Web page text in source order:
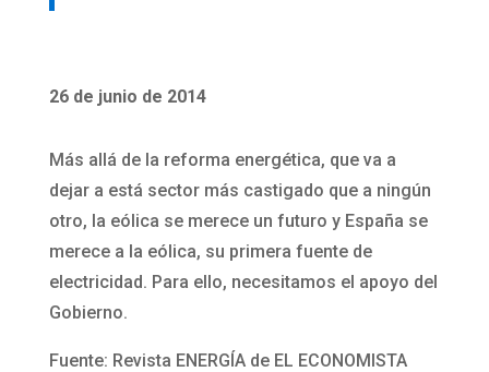
26 de junio de 2014
Más allá de la reforma energética, que va a
dejar a está sector más castigado que a ningún
otro, la eólica se merece un futuro y España se
merece a la eólica, su primera fuente de
electricidad. Para ello, necesitamos el apoyo del
Gobierno.
Fuente: Revista ENERGÍA de EL ECONOMISTA